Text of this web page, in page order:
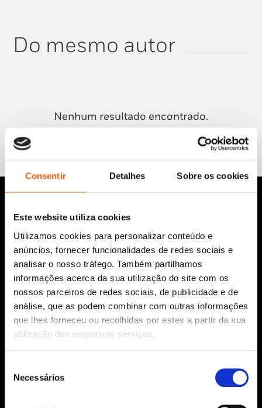
Consentir Detalhes Sobre os cookies
Este website utiliza cookies
Utilizamos cookies para personalizar conteúdo e
anúncios, fornecer funcionalidades de redes sociais e
analisar o nosso tráfego. Também partilhamos
informações acerca da sua utilização do site com os
nossos parceiros de redes sociais, de publicidade e de
análise, que as podem combinar com outras informações
que lhes forneceu ou recolhidas por estes a partir da sua
utilização dos respetivos serviços.
Necessários
Do mesmo autor
Nenhum resultado encontrado.
Siga-nos:
Política de segurança e privacidade